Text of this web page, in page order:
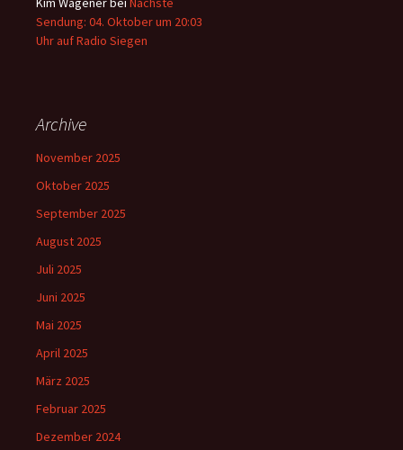
Sendung: 04. Oktober um 20:03
Uhr auf Radio Siegen
Archive
November 2025
Oktober 2025
September 2025
August 2025
Juli 2025
Juni 2025
Mai 2025
April 2025
März 2025
Februar 2025
Dezember 2024